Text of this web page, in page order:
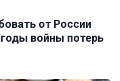
от России
войны потерь